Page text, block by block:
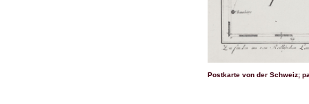
Postkarte von der Schweiz;